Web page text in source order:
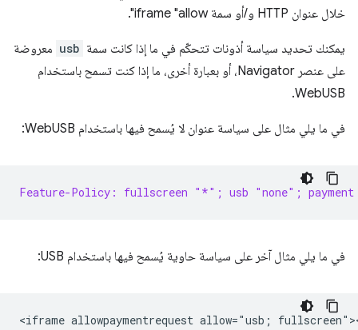
خلال عنوان HTTP و/أو سمة iframe "allow".
يمكنك تحديد سياسة أذونات تتحكّم في ما إذا كانت سمة usb معروضة
على عنصر Navigator، أو بعبارة أخرى، ما إذا كنت تسمح باستخدام
WebUSB.
في ما يلي مثال على سياسة عنوان لا يُسمح فيها باستخدام WebUSB:
Feature-Policy: fullscreen "*"; usb "none"; payment
في ما يلي مثال آخر على سياسة حاوية يُسمح فيها باستخدام USB: